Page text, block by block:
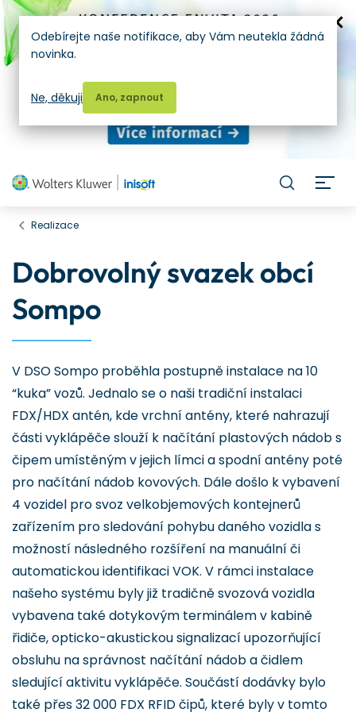
Realizace
Dobrovolný svazek obcí
Sompo
V DSO Sompo proběhla postupně instalace na 10
“kuka” vozů. Jednalo se o naši tradiční instalaci
FDX/HDX antén, kde vrchní antény, které nahrazují
části vyklápěče slouží k načítání plastových nádob s
čipem umístěným v jejich límci a spodní antény poté
pro načítání nádob kovových. Dále došlo k vybavení
4 vozidel pro svoz velkobjemových kontejnerů
zařízením pro sledování pohybu daného vozidla s
možností následného rozšíření na manuální či
automatickou identifikaci VOK. V rámci instalace
našeho systému byly již tradičně svozová vozidla
vybavena také dotykovým terminálem v kabině
řidiče, opticko-akustickou signalizací upozorňující
obsluhu na správnost načítání nádob a čidlem
sledující aktivitu vyklápěče. Součástí dodávky bylo
také přes 32 000 FDX RFID čipů, které byly v tomto
Odebírejte naše notifikace, aby Vám neutekla žádná
novinka.
Ano, zapnout
Ne, děkuji